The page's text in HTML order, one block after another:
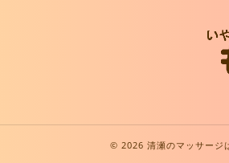
© 2026 清瀬のマッサージ